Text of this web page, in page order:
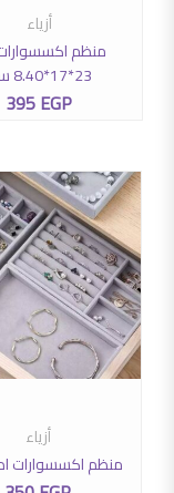
تحديد أحد الخيارات
هناك العديد من
أزياء
منظم
23*17*8.40 سم
395EGP
إضافة إلى السلة
أزياء
منظم اكسسوارات